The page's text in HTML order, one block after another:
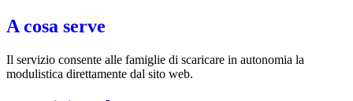
A cosa serve
Il servizio consente alle famiglie di scaricare in autonomia la
modulistica direttamente dal sito web.